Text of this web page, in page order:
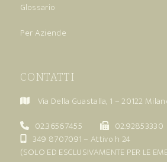
Glossario
Per Aziende
CONTATTI
Via Della Guastalla, 1 – 20122
02.36567455
02.92853330
349 8707091 – Attivo h 24
(SOLO ED ESCLUSIVAMENTE PER LE